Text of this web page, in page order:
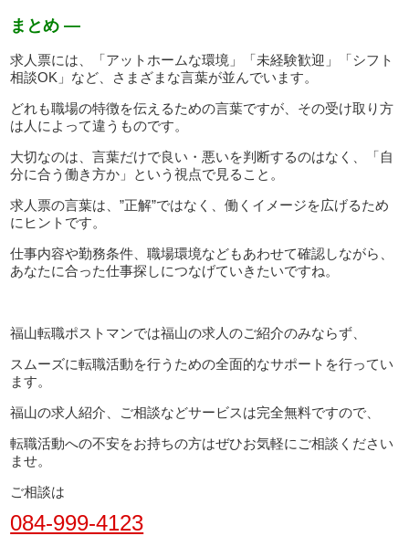
まとめ —
求人票には、「アットホームな環境」「未経験歓迎」「シフト
相談OK」など、さまざまな言葉が並んでいます。
どれも職場の特徴を伝えるための言葉ですが、その受け取り方
は人によって違うものです。
大切なのは、言葉だけで良い・悪いを判断するのはなく、「自
分に合う働き方か」という視点で見ること。
求人票の言葉は、”正解”ではなく、働くイメージを広げるため
にヒントです。
仕事内容や勤務条件、職場環境などもあわせて確認しながら、
あなたに合った仕事探しにつなげていきたいですね。
福山転職ポストマンでは福山の求人のご紹介のみならず、
スムーズに転職活動を行うための全面的なサポートを行ってい
ます。
福山の求人紹介、ご相談などサービスは完全無料ですので、
転職活動への不安をお持ちの方はぜひお気軽にご相談ください
ませ。
ご相談は
084-999-4123